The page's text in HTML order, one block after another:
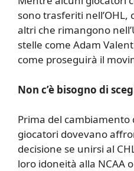
sono trasferiti
altri che rimangono
stelle come Adam
come proseguirà il
Non c’è bisogno di
Prima del cambiamento
giocatori dovevano
decisione se unirsi al
loro idoneità alla NCAA